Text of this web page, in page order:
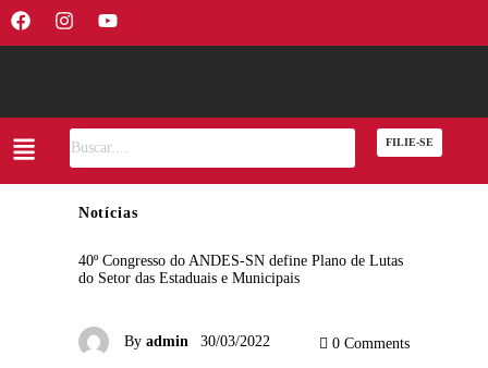
FILIE-SE
Notícias
40º Congresso do ANDES-SN define Plano de Lutas
do Setor das Estaduais e Municipais
By admin 30/03/2022 0 Comments